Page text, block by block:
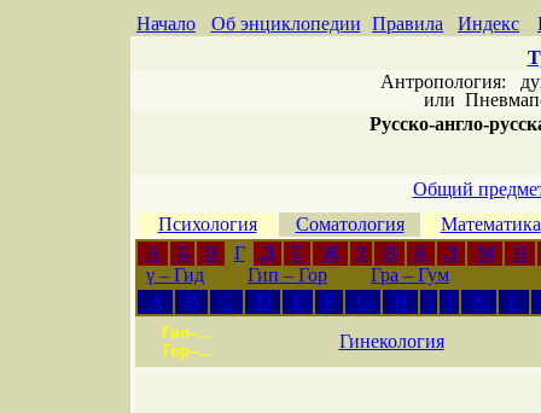
Начало Об энциклопедии Правила Индекс
Антропология:
или
Русско-англо-
Общий
Психология
Соматология
Математика
А
Б В Г Д Е Ж З И К Л М
Н
γ – Гид Гип – Гор
Гра – Гум
A
B C D E F G H I J K L
Гип–...
Гор–...
Гинекология